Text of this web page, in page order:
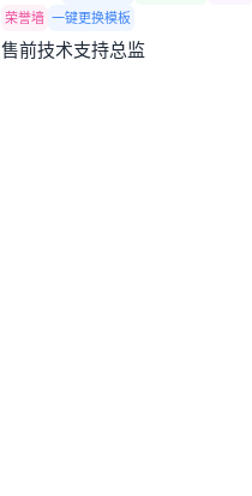
荣誉墙 一键更换模板
售前技术支持总监